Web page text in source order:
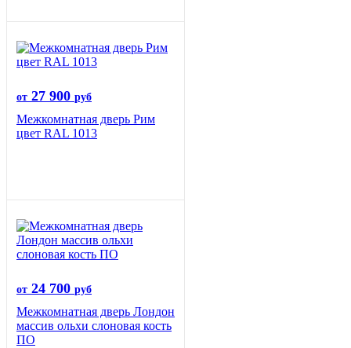
от 27 900 руб
Межкомнатная дверь Рим
цвет RAL 1013
от 24 700 руб
Межкомнатная дверь Лондон
массив ольхи слоновая кость
ПО